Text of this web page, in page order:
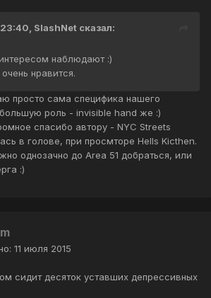
SlashNet сказал:
наблюдают :)
нравится.
просто сама специфика нашего
роль - invisible hand же :)
спасибо автору - NYC Streets
в голове, при просмторе Hells Kicthen.
однозачно до Area 51 добраться, или
:)
11 июля 2015
сидит десяток уставших депрессивных